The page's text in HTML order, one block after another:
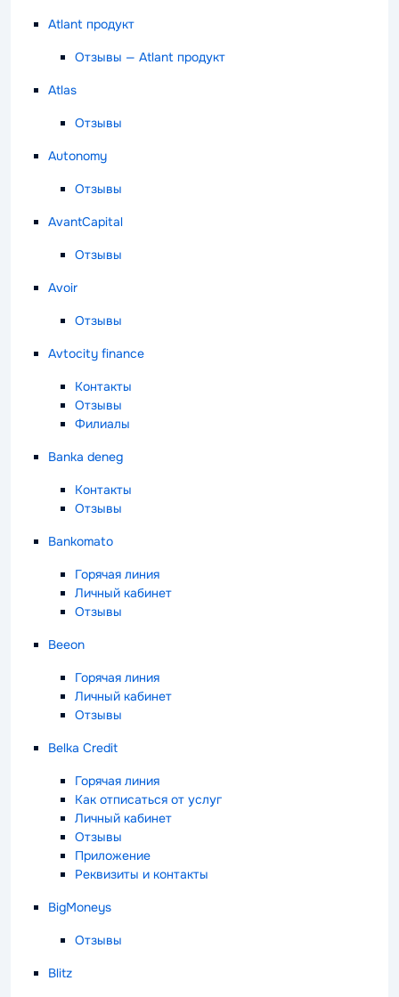
Atlant продукт
Отзывы — Atlant продукт
Atlas
Отзывы
Autonomy
Отзывы
AvantCapital
Отзывы
Avoir
Отзывы
Avtocity finance
Контакты
Отзывы
Филиалы
Banka deneg
Контакты
Отзывы
Bankomato
Горячая линия
Личный кабинет
Отзывы
Beeon
Горячая линия
Личный кабинет
Отзывы
Belka Credit
Горячая линия
Как отписаться от услуг
Личный кабинет
Отзывы
Приложение
Реквизиты и контакты
BigMoneys
Отзывы
Blitz